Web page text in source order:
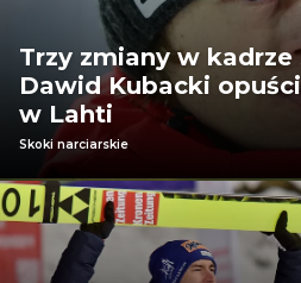
Trzy zmiany w
Dawid Kubacki
w Lahti
Skoki narciarskie